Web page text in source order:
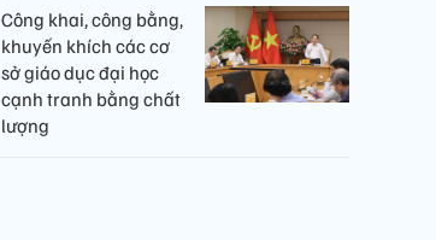
Công khai, công bằng,
khuyến khích các cơ
sở giáo dục đại học
cạnh tranh bằng chất
lượng​